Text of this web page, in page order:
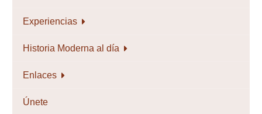
Experiencias
Historia Moderna al día
Enlaces
Únete